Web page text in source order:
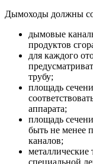
Дымоходы должны
дымовые
продуктов
для каждого
трубу;
площадь
аппарата;
площадь
быть не менее
каналов;